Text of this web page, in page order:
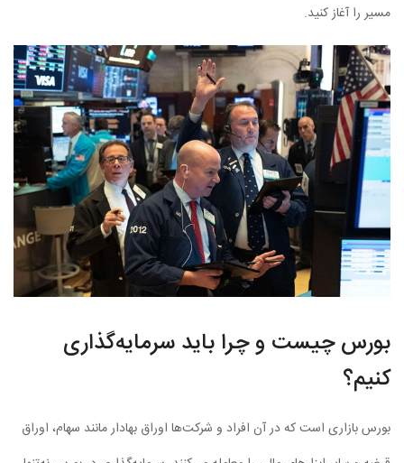
مسیر را آغاز کنید.
بورس چیست و چرا باید سرمایه‌گذاری
کنیم؟
بورس بازاری است که در آن افراد و شرکت‌ها اوراق بهادار مانند سهام، اوراق